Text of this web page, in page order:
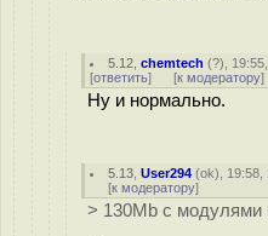
5.12 ,chemtech (?),
[ответить] [к модератору]
Ну и нормально.
5.13 ,User294 (ok), 19:58,
[к модератору]
> 130Mb c модулями